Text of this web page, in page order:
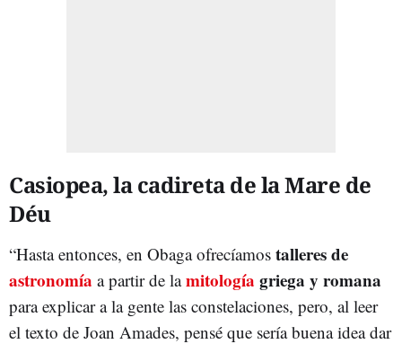
Casiopea, la cadireta de la Mare de
Déu
“Hasta entonces, en Obaga ofrecíamos talleres de
astronomía a partir de lamitología griega y romana
para explicar a la gente las constelaciones, pero, al leer
el texto de Joan Amades, pensé que sería buena idea dar